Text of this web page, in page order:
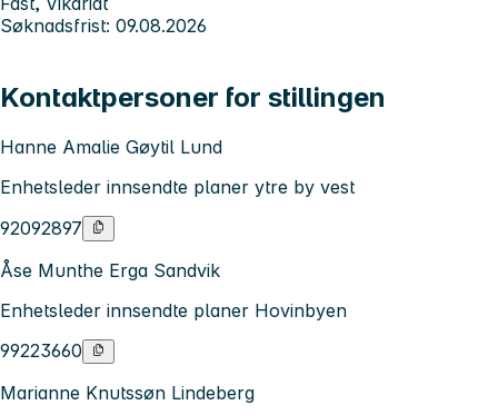
Søknadsfrist: 09.08.2026
Kontaktpersoner for stillingen
Hanne Amalie Gøytil Lund
Enhetsleder innsendte planer ytre by vest
92092897
Åse Munthe Erga Sandvik
Enhetsleder innsendte planer Hovinbyen
99223660
Marianne Knutssøn Lindeberg